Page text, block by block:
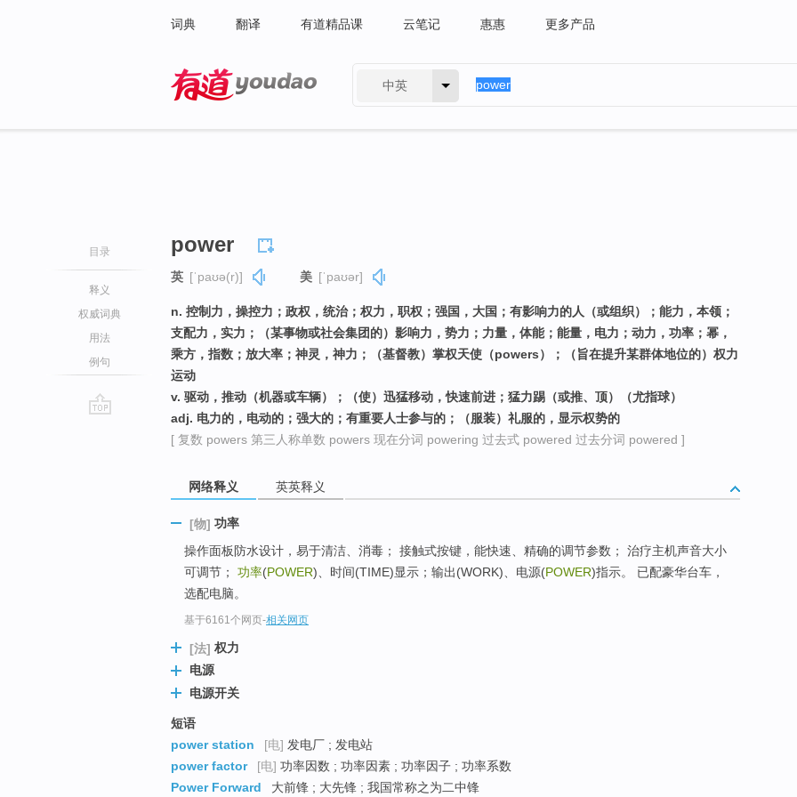
词典 翻译 有道精品课 云笔记 惠惠 更多产品
中英
目录
释义
权威词典
用法
例句
power
英 [ˈpaʊə(r)] 美 [ˈpaʊər]
n. 控制力，操控力；政权，统治；权力，职权；强国，大国；有影响力的人（或组织）；能力，本领；
支配力，实力；（某事物或社会集团的）影响力，势力；力量，体能；能量，电力；动力，功率；幂，
乘方，指数；放大率；神灵，神力；（基督教）掌权天使（powers）；（旨在提升某群体地位的）权力
运动
v. 驱动，推动（机器或车辆）；（使）迅猛移动，快速前进；猛力踢（或推、顶）（尤指球）
adj. 电力的，电动的；强大的；有重要人士参与的；（服装）礼服的，显示权势的
[ 复数 powers 第三人称单数 powers 现在分词 powering 过去式 powered 过去分词 powered ]
网络释义 英英释义
[物] 功率
操作面板防水设计，易于清洁、消毒； 接触式按键，能快速、精确的调节参数； 治疗主机声音大小
可调节； 功率(POWER)、时间(TIME)显示；输出(WORK)、电源(POWER)指示。 已配豪华台车，
选配电脑。
基于6161个网页-相关网页
[法] 权力
电源
电源开关
短语
power station
[电] 发电厂 ; 发电站
power factor
[电] 功率因数 ; 功率因素 ; 功率因子 ; 功率系数
Power Forward
大前锋 ; 大先锋 ; 我国常称之为二中锋